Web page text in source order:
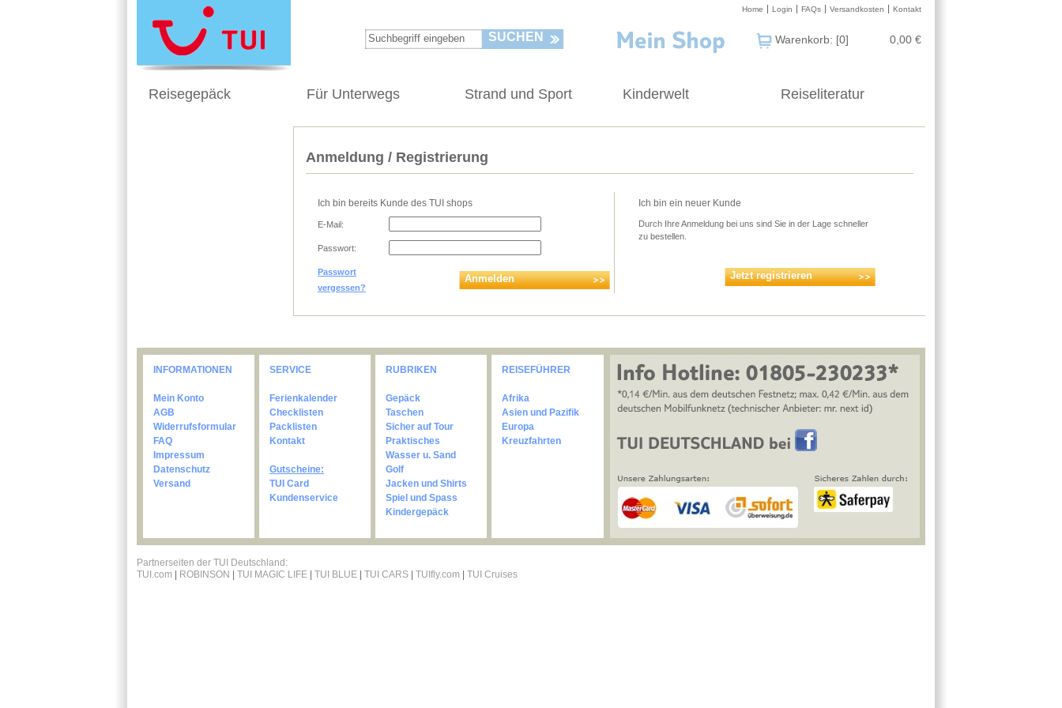
Kontakt
Versandkosten
FAQs
Login
Home
SUCHEN Warenkorb: [0] 0,00 €
Reisegepäck Für Unterwegs Strand und Sport Kinderwelt Reiseliteratur
Anmeldung / Registrierung
Ich bin bereits Kunde des TUI shops
E-Mail:
Passwort:
Passwort
vergessen?
Anmelden
Ich bin ein neuer Kunde
Durch Ihre Anmeldung bei uns sind Sie in der Lage schneller
zu bestellen.
Jetzt registrieren
INFORMATIONEN
Mein Konto
AGB
Widerrufsformular
FAQ
Impressum
Datenschutz
Versand
SERVICE
Ferienkalender
Checklisten
Packlisten
Kontakt
Gutscheine:
TUI Card
Kundenservice
RUBRIKEN
Gepäck
Taschen
Sicher auf Tour
Praktisches
Wasser u. Sand
Golf
Jacken und Shirts
Spiel und Spass
Kindergepäck
REISEFÜHRER
Afrika
Asien und Pazifik
Europa
Kreuzfahrten
Partnerseiten der TUI Deutschland:
TUI.com
ROBINSON TUI MAGIC LIFE TUI BLUE TUI CARS TUIfly.com TUI Cruises